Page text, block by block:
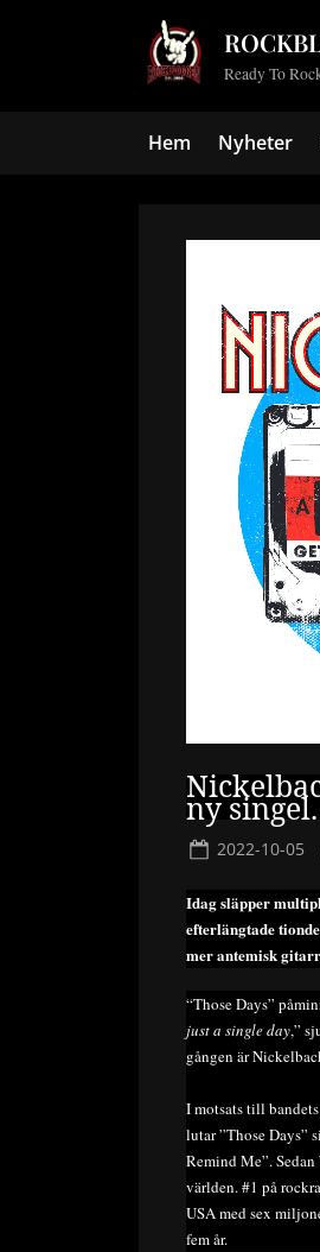
Ready To
Hem Nyheter
ny singel.
Posted
2022-10-05
Idag släpper
efterlängtade
mer antemisk
“Those Days”
just a single day,”
gången är
I motsats till
lutar ”Those Days”
Remind Me”.
världen. #1 på
USA med sex
fem år.